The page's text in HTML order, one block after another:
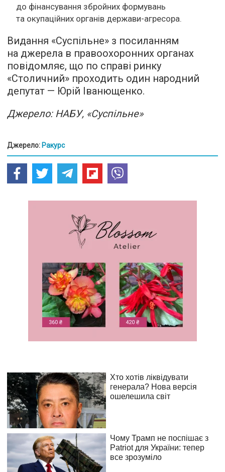
до фінансування збройних формувань
та окупаційних органів держави-агресора.
Видання «Суспільне» з посиланням
на джерела в правоохоронних органах
повідомляє, що по справі ринку
«Столичний» проходить один народний
депутат — Юрій Іванющенко.
Джерело: НАБУ, «Суспільне»
Джерело: Ракурс